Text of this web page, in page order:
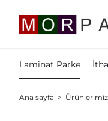
Laminat Parke
Ana sayfa > Ürünlerimiz